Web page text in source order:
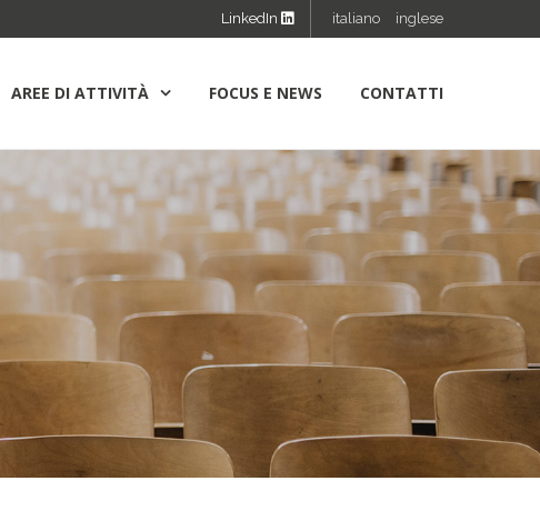
LinkedIn italiano inglese
AREE DI ATTIVITÀ FOCUS E NEWS CONTATTI